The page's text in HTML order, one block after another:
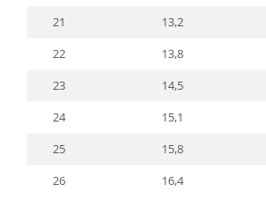
21
13,2
22
13,8
23
14,5
24
15,1
25
15,8
26
16,4